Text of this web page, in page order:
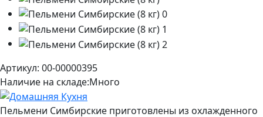
Артикул: 00-00000395
Наличие на складе:Много
Пельмени Симбирские приготовлены из охлажденного